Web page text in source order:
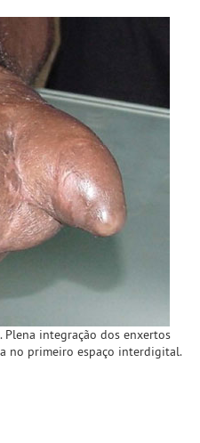
integração dos enxertos
no primeiro espaço interdigital.